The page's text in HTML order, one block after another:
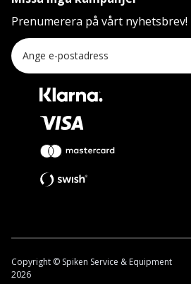
Prenumerera på vårt nyhetsbrev!
Copyright © Spiken Service & Equipment
2026